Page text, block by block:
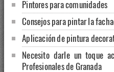
Pintores para comunidades
Consejos para pintar la
Aplicación de pintura
Necesito darle un toque
Profesionales de Granada